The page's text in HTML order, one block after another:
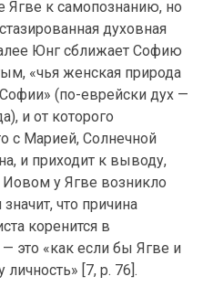
Ягве к самопознанию, но
духовная
Юнг сближает Софию
«чья женская природа
(по-еврейски дух —
и от которого
с Марией, Солнечной
и приходит к выводу,
Иовом у Ягве возникло
что причина
коренится в
это «как если бы Ягве и
[7, p. 76].